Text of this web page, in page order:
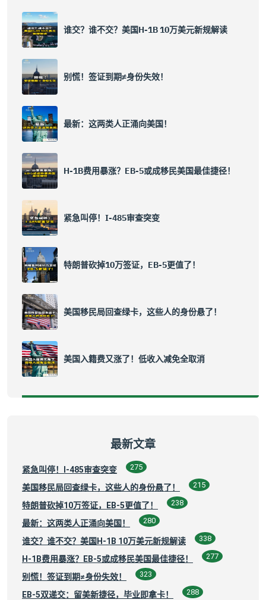
谁交？谁不交？美国H-1B 10万美元新规解读
别慌！签证到期≠身份失效！
最新：这两类人正涌向美国！
H-1B费用暴涨？EB-5或成移民美国最佳捷径！
紧急叫停！I-485审查突变
特朗普砍掉10万签证，EB-5更值了！
美国移民局回查绿卡，这些人的身份悬了！
美国入籍费又涨了！低收入减免全取消
最新文章
紧急叫停！I-485审查突变 275
美国移民局回查绿卡，这些人的身份悬了！ 215
特朗普砍掉10万签证，EB-5更值了！ 238
最新：这两类人正涌向美国！ 280
谁交？谁不交？美国H-1B 10万美元新规解读 338
H-1B费用暴涨？EB-5或成移民美国最佳捷径！ 277
别慌！签证到期≠身份失效！ 323
EB-5双递交：留美新捷径，毕业即拿卡！ 288